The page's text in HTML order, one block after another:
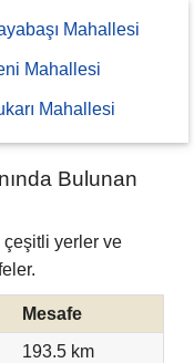
Mahallesi
Mahallesi
Mahallesi
Bulunan
yerler ve
Mesafe
193.5 km